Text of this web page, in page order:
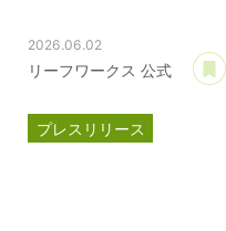
2026.06.02
リーフワークス 公式
プレスリリース